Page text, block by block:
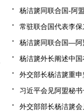
杨洁篪同联合国-阿
常驻联合国代表李
杨洁篪同联合国—阿
杨洁篪外长阐述中
外交部长杨洁篪重
习近平会见阿盟秘
外交部部长杨洁篪